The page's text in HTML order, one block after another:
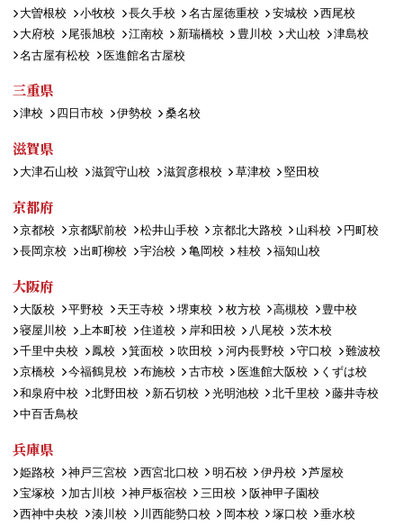
大曽根校
小牧校 長久手校 名古屋徳重校 安城校
西尾校
大府校
尾張旭校 江南校 新瑞橋校 豊川校 犬山校
津島校
名古屋有松校
医進館名古屋校
三重県
津校 四日市校 伊勢校 桑名校
滋賀県
大津石山校 滋賀守山校 滋賀彦根校 草津校 堅田校
京都府
京都校 京都駅前校 松井山手校 京都北大路校 山科校
円町校
長岡京校
出町柳校 宇治校 亀岡校 桂校 福知山校
大阪府
大阪校 平野校 天王寺校 堺東校 枚方校 高槻校
豊中校
寝屋川校
上本町校 住道校 岸和田校 八尾校
茨木校
千里中央校
鳳校 箕面校 吹田校 河内長野校 守口校
難波校
京橋校
今福鶴見校 布施校 古市校 医進館大阪校
くずは校
和泉府中校
北野田校 新石切校 光明池校 北千里校
藤井寺校
中百舌鳥校
兵庫県
姫路校 神戸三宮校 西宮北口校 明石校 伊丹校
芦屋校
宝塚校
加古川校 神戸板宿校 三田校
阪神甲子園校
西神中央校
湊川校 川西能勢口校 岡本校 塚口校
垂水校